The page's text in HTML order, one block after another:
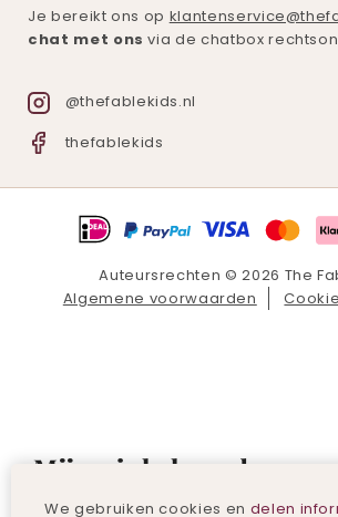
Je bereikt ons op
chat met ons via de chatbox
@thefablekids.nl
thefablekids
Auteursrechten © 2026 The
Algemene voorwaarden
Mijn winkelmand
We gebruiken cookies en delen